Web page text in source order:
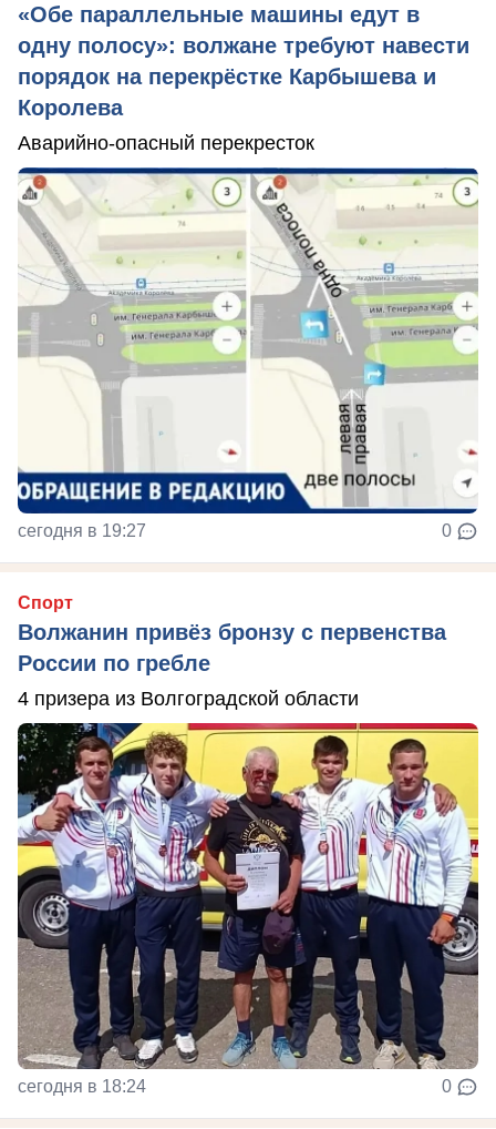
«Обе параллельные машины едут в
одну полосу»: волжане требуют навести
порядок на перекрёстке Карбышева и
Королева
Аварийно-опасный перекресток
сегодня в 19:27 0
Спорт
Волжанин привёз бронзу с первенства
России по гребле
4 призера из Волгоградской области
сегодня в 18:24 0